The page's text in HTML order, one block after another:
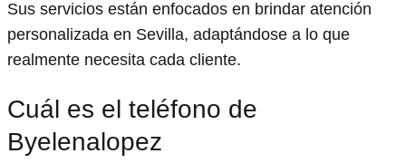
Sus servicios están enfocados en brindar atención
personalizada en Sevilla, adaptándose a lo que
realmente necesita cada cliente.
Cuál es el teléfono de
Byelenalopez